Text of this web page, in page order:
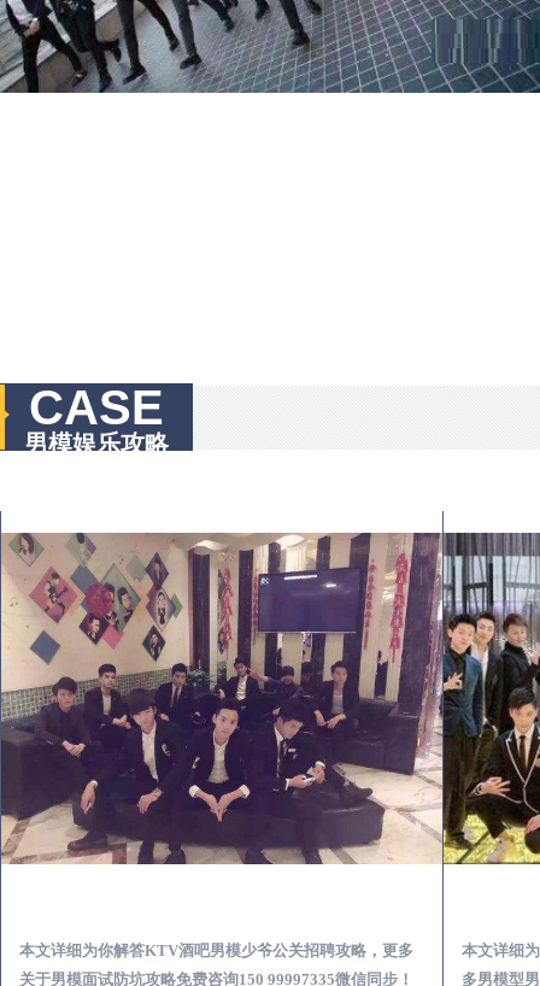
CASE
男模娱乐攻略
本文详细为你解答KTV酒吧男模少爷公关招聘攻略，更多
关于男模面试防坑攻略免费咨询150 99997335微信同步！
本文详细
多男模型